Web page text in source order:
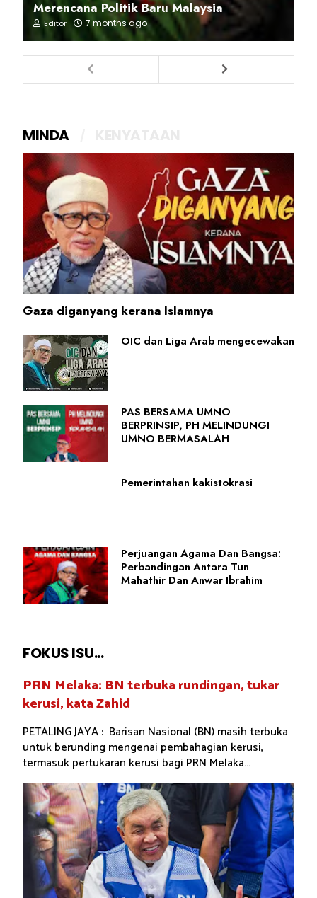
Merencana Politik Baru Malaysia
Editor 7 months ago
MINDA
Gaza diganyang kerana Islamnya
OIC dan Liga Arab mengecewakan
PAS BERSAMA UMNO
BERPRINSIP, PH MELINDUNGI
UMNO BERMASALAH
Pemerintahan kakistokrasi
Perjuangan Agama Dan Bangsa:
Perbandingan Antara Tun
Mahathir Dan Anwar Ibrahim
FOKUS ISU...
PRN Melaka: BN terbuka rundingan, tukar
kerusi, kata Zahid
PETALING JAYA : Barisan Nasional (BN) masih terbuka
untuk berunding mengenai pembahagian kerusi,
termasuk pertukaran kerusi bagi PRN Melaka...